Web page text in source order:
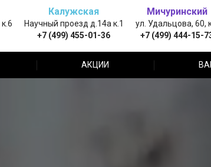
Калужская
Научный проезд д.14а к.1
+7 (499) 455-01-36
Мичуринский
ул. Удальцова, 60,
+7 (499) 444-15-
АКЦИИ